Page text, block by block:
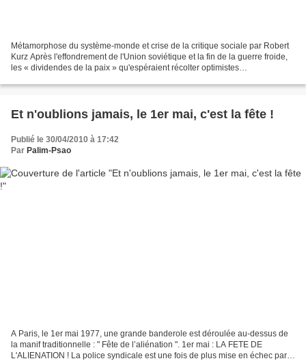
Métamorphose du système-monde et crise de la critique sociale par Robert
Kurz Après l'effondrement de l'Union soviétique et la fin de la guerre froide,
les « dividendes de la paix » qu'espéraient récolter optimistes
Et n'oublions jamais, le 1er mai, c'est la fête !
Publié le 30/04/2010 à 17:42
Par Palim-Psao
A Paris, le 1er mai 1977, une grande banderole est déroulée au-dessus de
la manif traditionnelle : " Fête de l’aliénation ". 1er mai : LA FETE DE
L'ALIENATION ! La police syndicale est une fois de plus mise en échec par